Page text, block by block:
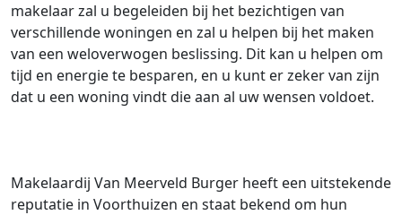
makelaar zal u begeleiden bij het bezichtigen van
verschillende woningen en zal u helpen bij het maken
van een weloverwogen beslissing. Dit kan u helpen om
tijd en energie te besparen, en u kunt er zeker van zijn
dat u een woning vindt die aan al uw wensen voldoet.
Makelaardij Van Meerveld Burger heeft een uitstekende
reputatie in Voorthuizen en staat bekend om hun